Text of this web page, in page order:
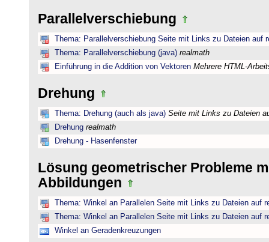
Parallelverschiebung
Thema: Parallelverschiebung Seite mit Links zu Dateien auf
Thema: Parallelverschiebung (java) realmath
Einführung in die Addition von Vektoren Mehrere HTML-
Drehung
Thema: Drehung (auch als java) Seite mit Links zu Dateien
Drehung realmath
Drehung - Hasenfenster
Lösung geometrischer Probleme
Abbildungen
Thema: Winkel an Parallelen Seite mit Links zu Dateien auf
Thema: Winkel an Parallelen Seite mit Links zu Dateien auf
Winkel an Geradenkreuzungen